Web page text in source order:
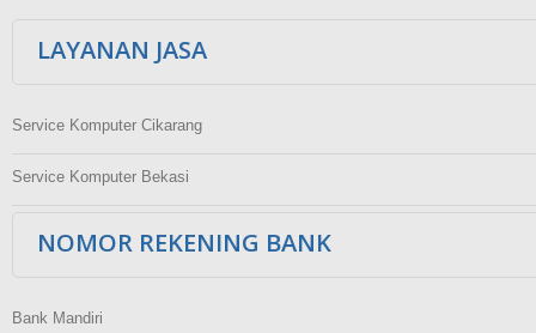
LAYANAN JASA
Service Komputer Cikarang
Service Komputer Bekasi
NOMOR REKENING BANK
Bank Mandiri